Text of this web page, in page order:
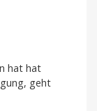
hat hat
geht